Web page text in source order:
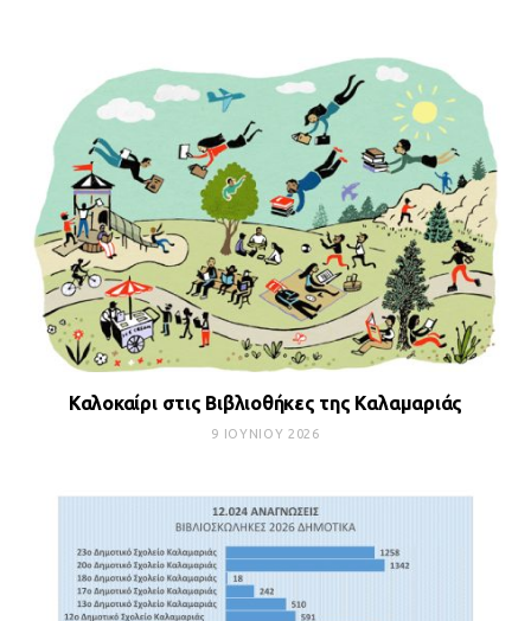
Καλοκαίρι στις Βιβλιοθήκες της Καλαμαριάς
9 ΙΟΥΝΊΟΥ 2026